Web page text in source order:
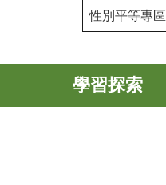
性別平等專區
學習探索